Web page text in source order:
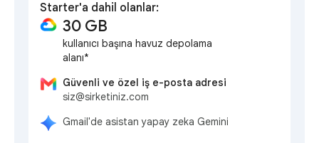
Starter'a dahil olanlar:
30 GB
kullanıcı başına havuz depolama
alanı*
Güvenli ve özel iş e-posta adresi
siz@sirketiniz.com
Gmail'de asistan yapay zeka Gemini